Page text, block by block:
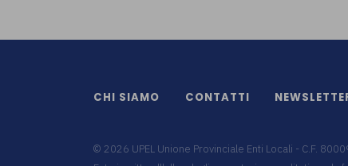
CHI SIAMO CONTATTI
© 2026 UPEL Unione Provinciale Enti Locali - C.F.